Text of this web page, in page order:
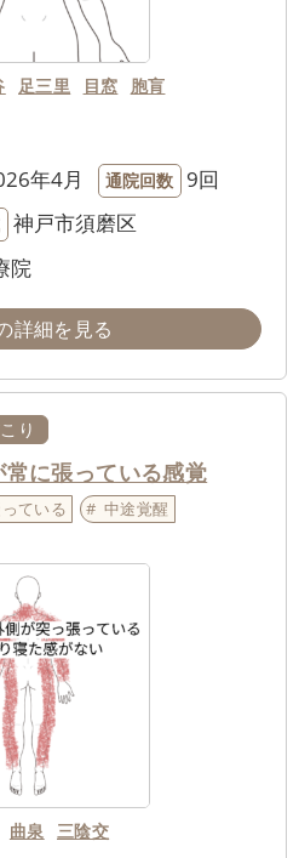
足三里 目窓 胞肓
年4月 通院回数 9回
神戸市須磨区
院
詳細を見る
り
に張っている感覚
ている 中途覚醒
曲泉 三陰交